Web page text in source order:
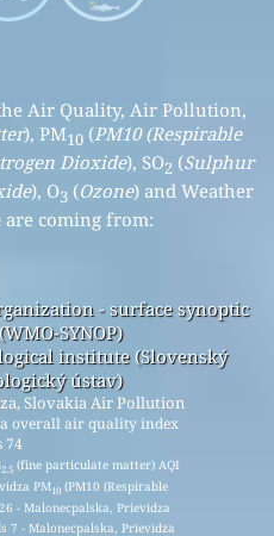
Air Quality, Air Pollution,
), PM10(PM10 (Respirable
Dioxide), SO2 (Sulphur
), O3 (Ozone) and Weather
are coming from:
- surface synoptic
SYNOP)
institute (Slovenský
ústav)
Slovakia Air Pollution
overall air quality index
74
2.5 (fine particulate matter) AQI
PM10 (PM10 (Respirable
- Malonecpalska, Prievidza
7 - Malonecpalska, Prievidza